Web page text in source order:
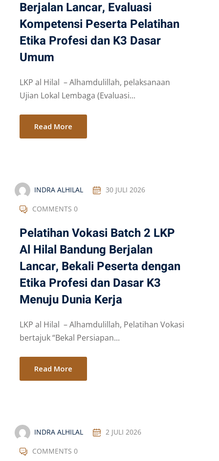
Berjalan Lancar, Evaluasi
Kompetensi Peserta Pelatihan
Etika Profesi dan K3 Dasar
Umum
LKP al Hilal – Alhamdulillah, pelaksanaan
Ujian Lokal Lembaga (Evaluasi...
Read More
INDRA ALHILAL 30 JULI 2026
COMMENTS 0
Pelatihan Vokasi Batch 2 LKP
Al Hilal Bandung Berjalan
Lancar, Bekali Peserta dengan
Etika Profesi dan Dasar K3
Menuju Dunia Kerja
LKP al Hilal – Alhamdulillah, Pelatihan Vokasi
bertajuk “Bekal Persiapan...
Read More
INDRA ALHILAL 2 JULI 2026
COMMENTS 0